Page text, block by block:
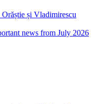
și Vladimirescu
news from July 2026